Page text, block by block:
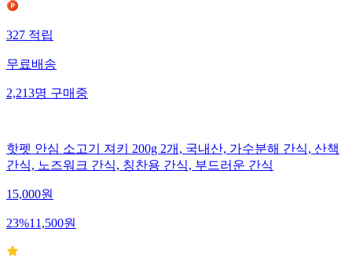
327 적립
무료배송
2,213명 구매중
핫펫 안심 소고기 져키 200g 2개, 국내산, 가수분해 간식, 산책
간식, 노즈워크 간식, 칭찬용 간식, 부드러운 간식
15,000원
23%11,500원